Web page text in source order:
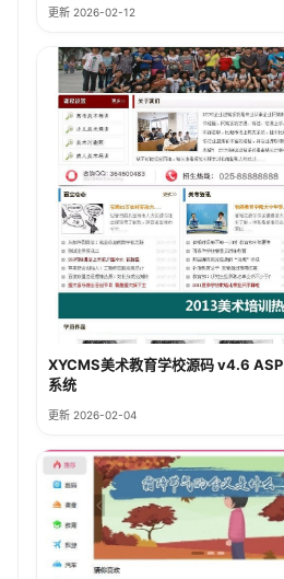
更新 2026-02-12
XYCMS美术教育学校源码 v4.6
系统
更新 2026-02-04